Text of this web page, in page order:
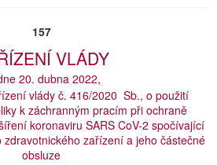
157
VLÁDY
20. dubna 2022,
vlády č. 416/2020 Sb., o použití
k záchranným pracím při ochraně
koronaviru SARS CoV-2 spočívající
zařízení a jeho částečné
obsluze